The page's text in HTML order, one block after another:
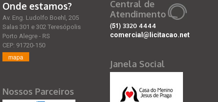
Onde estamos?
Av. Eng. Ludolfo Boehl, 205
Salas 301 e 302 Teresópolis
Porto Alegre - RS
CEP: 91720-150
mapa
Nossos Parceiros
Central de
Atendimento
(51) 3320 4444
comercial@licitacao.net
Janela Social